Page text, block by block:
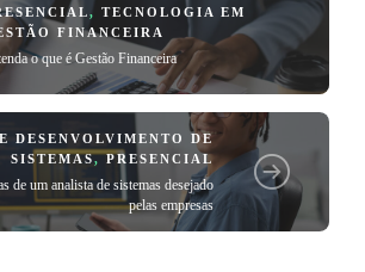
, TECNOLOGIA EM
FINANCEIRA
o que é Gestão Financeira
DESENVOLVIMENTO DE
SISTEMAS,PRESENCIAL
de um analista de sistemas desejado
pelas empresas